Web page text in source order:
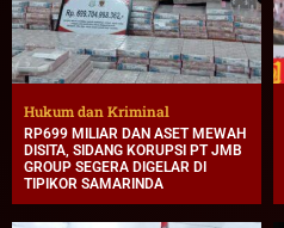
Hukum dan Kriminal
RP699 MILIAR DAN ASET MEWAH
DISITA, SIDANG KORUPSI PT JMB
GROUP SEGERA DIGELAR DI
TIPIKOR SAMARINDA